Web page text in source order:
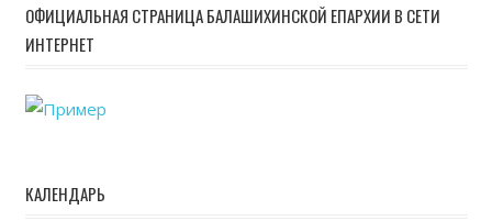
записям
ОФИЦИАЛЬНАЯ СТРАНИЦА БАЛАШИХИНСКОЙ ЕПАРХИИ В СЕТИ
ИНТЕРНЕТ
КАЛЕНДАРЬ